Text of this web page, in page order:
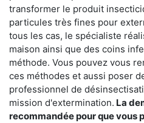
transformer le produit
particules très fines pour
tous les cas, le spécialiste
maison ainsi que des coins
méthode. Vous pouvez vous
ces méthodes et aussi poser
professionnel de
mission d'extermination. La
recommandée pour que vous